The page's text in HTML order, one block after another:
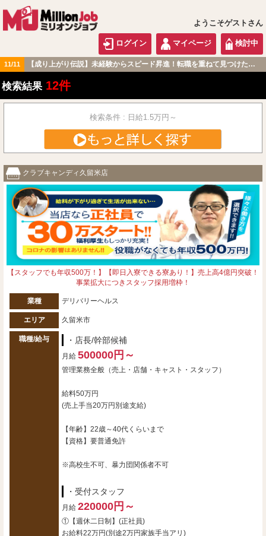
ようこそゲストさん
ログイン マイページ 検討中
11/11 【成り上がり伝説】未経験からスピード昇進！転職を重ねて見つけた『本当に働きやすい職場』とは？
九州・沖縄版
検索結果 12件
検索条件 : 日給1.5万円～
クラブキャンディ久留米店
【スタッフでも年収500万！】【即日入寮できる寮あり！】売上高4億円突破！
事業拡大につきスタッフ採用増枠！
業種 デリバリーヘルス
エリア 久留米市
職種/給与 ・店長/幹部候補
月給 500000円～
管理業務全般（売上・店舗・キャスト・スタッフ）
給料50万円
(売上手当20万円別途支給)
【年齢】22歳～40代くらいまで
【資格】要普通免許
※高校生不可、暴力団関係者不可
・受付スタッフ
月給 220000円～
①【週休二日制】(正社員)
お給料22万円(別途2万円家族手当アリ)